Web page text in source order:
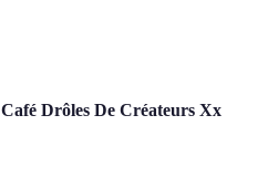
Drôles De Créateurs Xx